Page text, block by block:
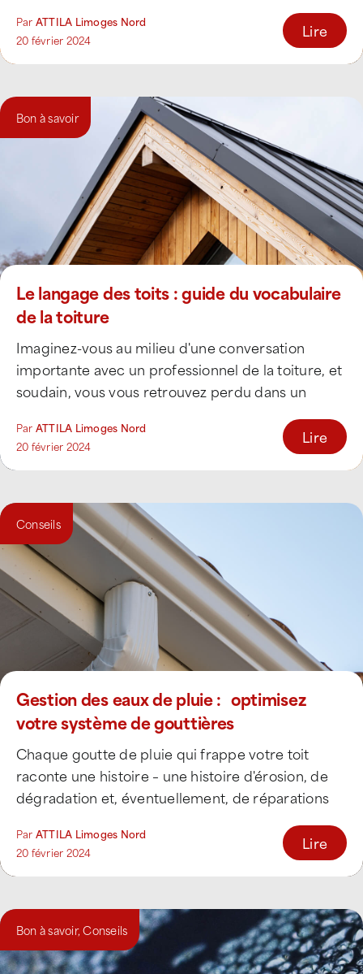
Par ATTILA Limoges Nord
20 février 2024
Lire
Bon à savoir
Le langage des toits : guide du vocabulaire
de la toiture
Imaginez-vous au milieu d'une conversation
importante avec un professionnel de la toiture, et
soudain, vous vous retrouvez perdu dans un
Par ATTILA Limoges Nord
20 février 2024
Lire
Conseils
Gestion des eaux de pluie : optimisez
votre système de gouttières
Chaque goutte de pluie qui frappe votre toit
raconte une histoire – une histoire d'érosion, de
dégradation et, éventuellement, de réparations
Par ATTILA Limoges Nord
20 février 2024
Lire
Bon à savoir,Conseils